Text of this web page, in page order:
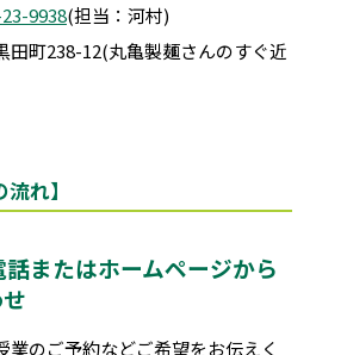
9938(担当：河村)
田町238-12(丸亀製麺さんのすぐ近
れ】
話またはホームページから
業のご予約などご希望をお伝えく